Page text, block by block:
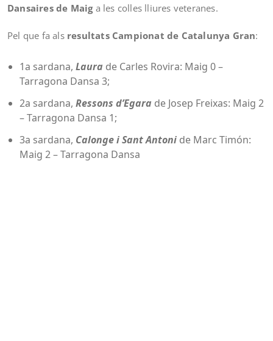
Dansaires de Maiga les colles lliures veteranes.
Pel que fa als resultats Campionat de Catalunya Gran:
1a sardana, Laura de Carles Rovira: Maig 0 –
Tarragona Dansa 3;
2a sardana, Ressons d’Egara de Josep Freixas: Maig 2
– Tarragona Dansa 1;
3a sardana, Calonge i Sant Antoni de Marc Timón:
Maig 2 – Tarragona Dansa